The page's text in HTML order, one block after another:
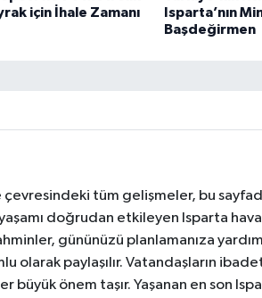
için İhale Zamanı
Isparta’nın
Başdeğirmen
çevresindeki tüm gelişmeler, bu
doğrudan etkileyen Isparta
gününüzü planlamanıza
olarak paylaşılır. Vatandaşların
büyük önem taşır. Yaşanan en son